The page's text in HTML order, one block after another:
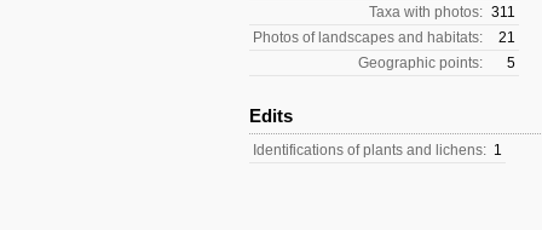
Taxa with photos: 311
Photos of landscapes and habitats:
21
Geographic points:
5
Edits
Identifications of plants and lichens: 1